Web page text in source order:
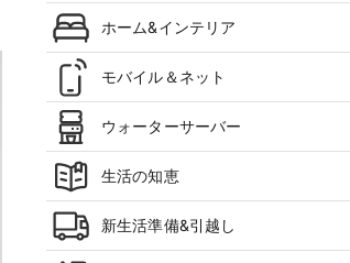
ホーム&インテリア
モバイル＆ネット
ウォーターサーバー
生活の知恵
新生活準備&引越し